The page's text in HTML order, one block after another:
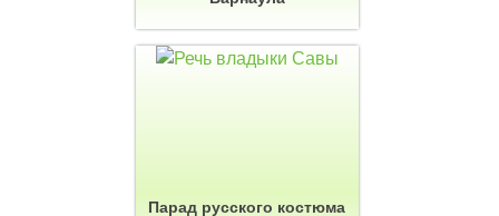
Парад русского костюма